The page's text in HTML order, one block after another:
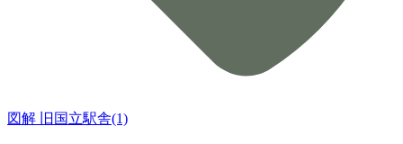
図解 旧国立駅舎(1)